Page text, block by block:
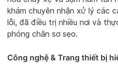
khám chuyên nhận xử lý các
lỗi, đã điều trị nhiều nơi và
phóng chân sơ sẹo.
Công nghệ & Trang thiết bị